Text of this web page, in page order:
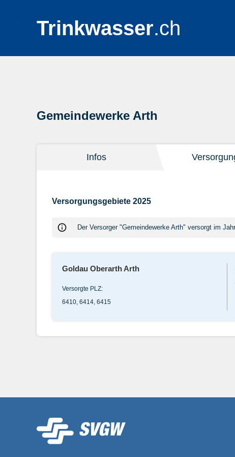
Trinkwasser.ch
Gemeindewerke Arth
Infos
Versorgungsgebiete 2025
Der Versorger "Gemeindewerke Arth" versorgt im
Goldau Oberarth Arth
Versorgte PLZ:
6410, 6414, 6415